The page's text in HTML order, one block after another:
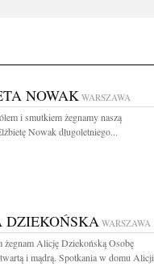
NOWAKWARSZAWA
i smutkiem żegnamy naszą
Nowak długoletniego...
DZIEKOŃSKA WARSZAWA
żegnam Alicję Dziekońską Osobę
i mądrą. Spotkania w domu Alicji